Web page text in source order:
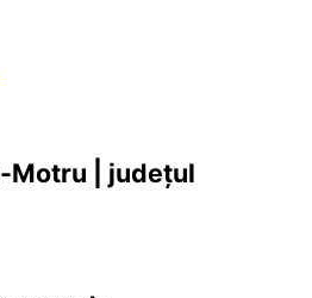
Motru | județul